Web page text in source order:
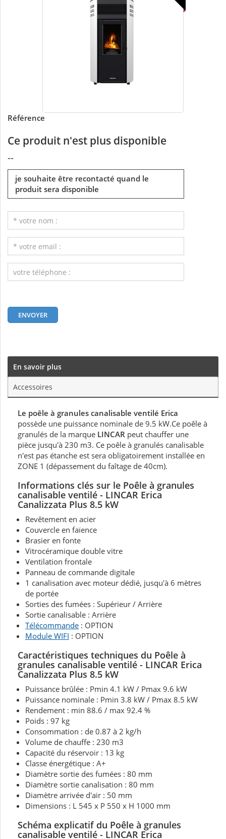
Référence
Ce produit n'est plus disponible
--
je souhaite être recontacté quand le
produit sera disponible
En savoir plus
Accessoires
Le poêle à granules canalisable ventilé Erica
possède une puissance nominale de 9.5 kW.Ce poêle à
granulés de la marque LINCAR peut chauffer une
pièce jusqu'à 230 m3. Ce poêle à granulés canalisable
n'est pas étanche est sera obligatoirement installée en
ZONE 1 (dépassement du faîtage de 40cm).
Informations clés sur le Poêle à granules
canalisable ventilé - LINCAR Erica
Canalizzata Plus 8.5 kW
Revêtement en acier
Couvercle en faïence
Brasier en fonte
Vitrocéramique double vitre
Ventilation frontale
Panneau de commande digitale
1 canalisation avec moteur dédié, jusqu'à 6 mètres
de portée
Sorties des fumées : Supérieur / Arrière
Sortie canalisable : Arrière
Télécommande : OPTION
Module WIFI : OPTION
Caractéristiques techniques du Poêle à
granules canalisable ventilé - LINCAR Erica
Canalizzata Plus 8.5 kW
Puissance brûlée : Pmin 4.1 kW / Pmax 9.6 kW
Puissance nominale : Pmin 3.8 kW / Pmax 8.5 kW
Rendement : min 88.6 / max 92.4 %
Poids : 97 kg
Consommation : de 0.87 à 2 kg/h
Volume de chauffe : 230 m3
Capacité du réservoir : 13 kg
Classe énergétique : A+
Diamètre sortie des fumées : 80 mm
Diamètre sortie canalisation : 80 mm
Diamètre arrivée d'air : 50 mm
Dimensions : L 545 x P 550 x H 1000 mm
Schéma explicatif du Poêle à granules
canalisable ventilé - LINCAR Erica